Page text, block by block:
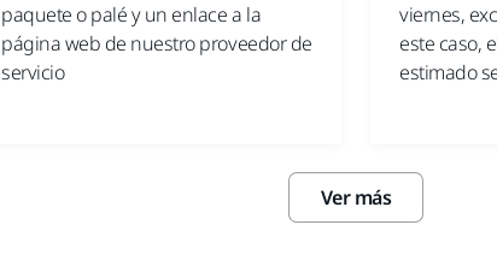
paquete o palé y un enlace a la
página web de nuestro proveedor de
servicio
viernes,
este caso,
estimado
Ver más